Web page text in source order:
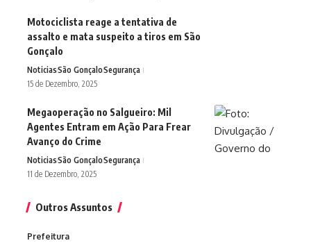
Motociclista reage a tentativa de
assalto e mata suspeito a tiros em São
Gonçalo
NoticiasSão GonçaloSegurança
15 de Dezembro, 2025
Megaoperação no Salgueiro: Mil
Agentes Entram em Ação Para Frear
Avanço do Crime
NoticiasSão GonçaloSegurança
11 de Dezembro, 2025
Outros Assuntos
Prefeitura